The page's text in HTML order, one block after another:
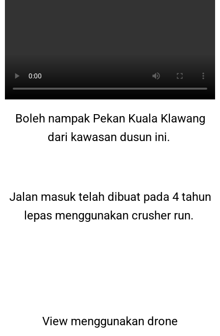
Boleh nampak Pekan Kuala Klawang
dari kawasan dusun ini.
Jalan masuk telah dibuat pada 4 tahun
lepas menggunakan crusher run.
View menggunakan drone